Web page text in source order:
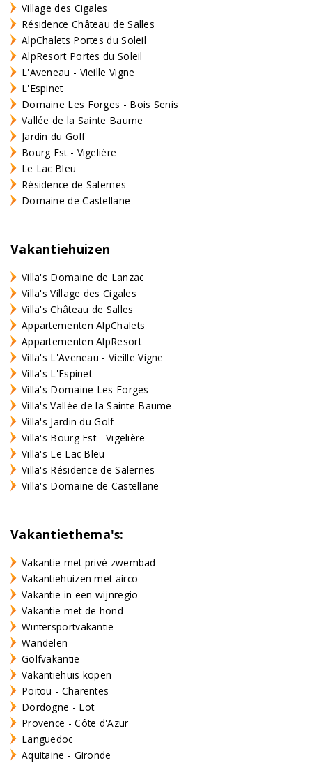
Village des Cigales
Résidence Château de Salles
AlpChalets Portes du Soleil
AlpResort Portes du Soleil
L'Aveneau - Vieille Vigne
L'Espinet
Domaine Les Forges - Bois Senis
Vallée de la Sainte Baume
Jardin du Golf
Bourg Est - Vigelière
Le Lac Bleu
Résidence de Salernes
Domaine de Castellane
Vakantiehuizen
Villa's Domaine de Lanzac
Villa's Village des Cigales
Villa's Château de Salles
Appartementen AlpChalets
Appartementen AlpResort
Villa's L'Aveneau - Vieille Vigne
Villa's L'Espinet
Villa's Domaine Les Forges
Villa's Vallée de la Sainte Baume
Villa's Jardin du Golf
Villa's Bourg Est - Vigelière
Villa's Le Lac Bleu
Villa's Résidence de Salernes
Villa's Domaine de Castellane
Vakantiethema's:
Vakantie met privé zwembad
Vakantiehuizen met airco
Vakantie in een wijnregio
Vakantie met de hond
Wintersportvakantie
Wandelen
Golfvakantie
Vakantiehuis kopen
Poitou - Charentes
Dordogne - Lot
Provence - Côte d'Azur
Languedoc
Aquitaine - Gironde